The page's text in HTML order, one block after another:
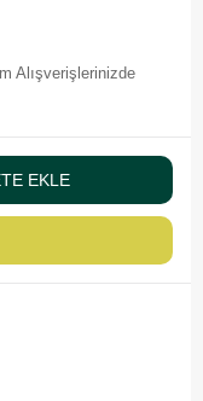
Alışverişlerinizde